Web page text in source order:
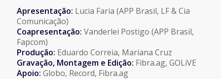
Apresentação: Lucia Faria (APP Brasil, LF & Cia
Comunicação)
Coapresentação: Vanderlei Postigo (APP Brasil,
Fapcom)
Produção: Eduardo Correia, Mariana Cruz
Gravação, Montagem e Edição: Fibra.ag, GOLiVE
Apoio: Globo, Record, Fibra.ag